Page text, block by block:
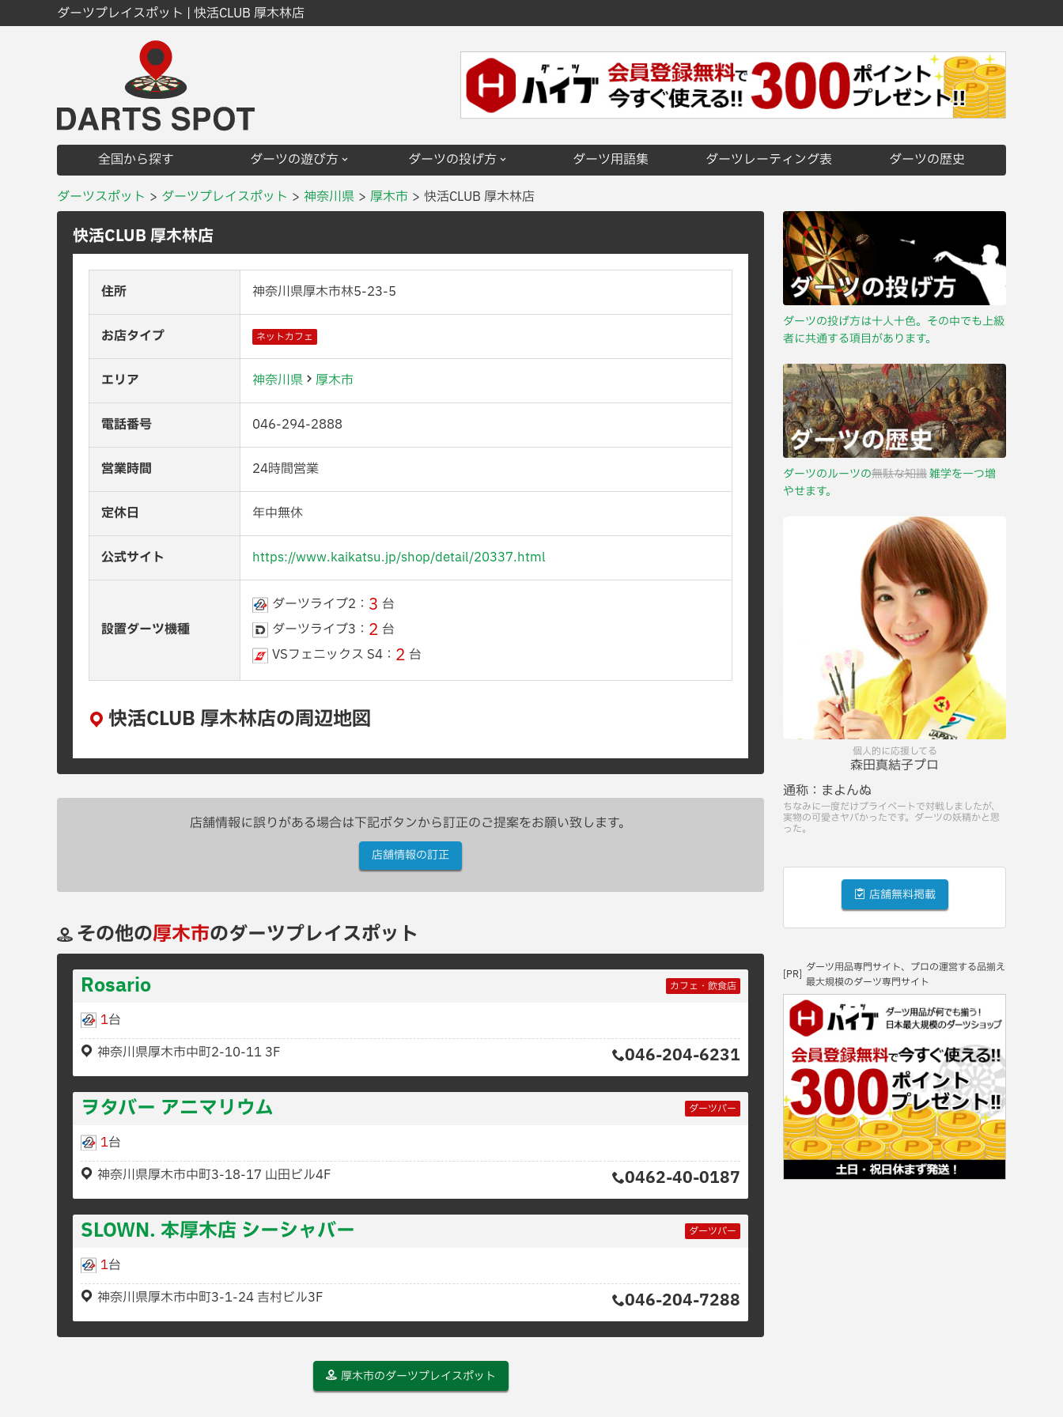
ダーツプレイスポット | 快活CLUB 厚木林店
全国から探す ダーツの遊び方 ダーツの投げ方 ダーツ用語集 ダーツレーティング表
ダーツの歴史
ダーツスポット
ダーツプレイスポット 神奈川県 厚木市 快活CLUB 厚木林店
快活CLUB 厚木林店
住所 神奈川県厚木市林5-23-5
お店タイプ ネットカフェ
エリア 神奈川県 厚木市
電話番号 046-294-2888
営業時間 24時間営業
定休日 年中無休
公式サイト https://www.kaikatsu.jp/shop/detail/20337.html
設置ダーツ機種
ダーツライブ2： 3 台
ダーツライブ3： 2 台
VSフェニックス S4： 2 台
快活CLUB 厚木林店の周辺地図
店舗情報に誤りがある場合は下記ボタンから訂正のご提案をお願い致します。
店舗情報の訂正
その他の厚木市のダーツプレイスポット
Rosario
カフェ・飲食店
1台
神奈川県厚木市中町2-10-11 3F
046-204-6231
ヲタバー アニマリウム ダーツバー
1台
神奈川県厚木市中町3-18-17 山田ビル4F
0462-40-0187
SLOWN. 本厚木店 シーシャバー ダーツバー
1台
神奈川県厚木市中町3-1-24 吉村ビル3F
046-204-7288
厚木市のダーツプレイスポット
ダーツの投げ方は十人十色。その中でも上級
者に共通する項目があります。
ダーツのルーツの無駄な知識雑学を一つ増
やせます。
個人的に応援してる
森田真結子プロ
通称： まよんぬ
ちなみに一度だけプライベートで対戦しましたが、
実物の可愛さヤバかったです。ダーツの妖精かと思
った。
店舗無料掲載
[PR]
ダーツ用品専門サイト、プロの運営する品揃え
最大規模のダーツ専門サイト